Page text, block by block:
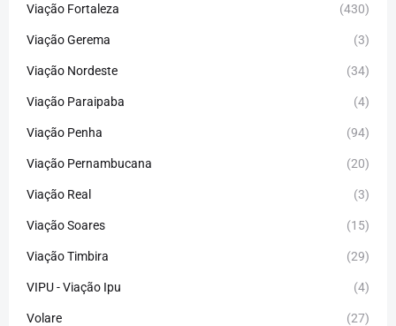
Viação Fortaleza (430)
Viação Gerema (3)
Viação Nordeste (34)
Viação Paraipaba (4)
Viação Penha (94)
Viação Pernambucana (20)
Viação Real (3)
Viação Soares (15)
Viação Timbira (29)
VIPU - Viação Ipu (4)
Volare (27)